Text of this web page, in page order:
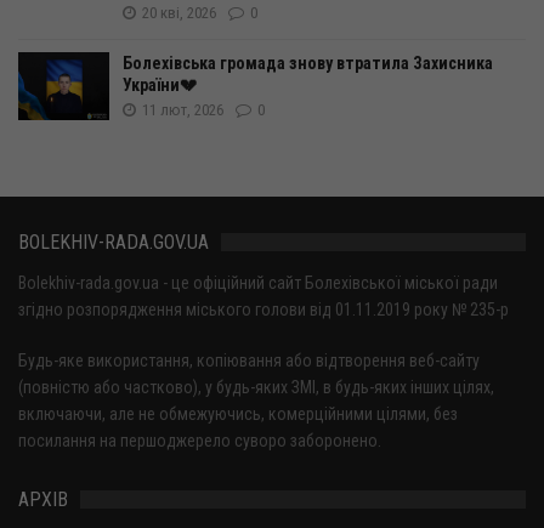
20 кві, 2026 0
Болехівська громада знову втратила Захисника
України💔
11 лют, 2026 0
BOLEKHIV-RADA.GOV.UA
Bolekhiv-rada.gov.ua - це офіційний сайт Болехівської міської ради
згідно розпорядження міського голови від 01.11.2019 року № 235-р
Будь-яке використання, копіювання або відтворення веб-сайту
(повністю або частково), у будь-яких ЗМІ, в будь-яких інших цілях,
включаючи, але не обмежуючись, комерційними цілями, без
посилання на першоджерело суворо заборонено.
АРХІВ